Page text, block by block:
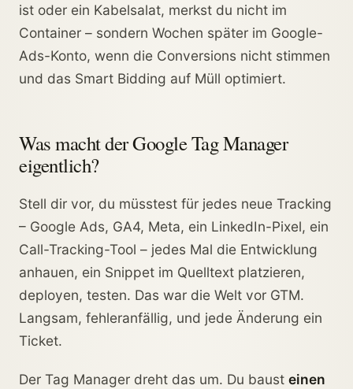
ist oder ein Kabelsalat, merkst du nicht im
Container – sondern Wochen später im Google-
Ads-Konto, wenn die Conversions nicht stimmen
und das Smart Bidding auf Müll optimiert.
Was macht der Google Tag Manager
eigentlich?
Stell dir vor, du müsstest für jedes neue Tracking
– Google Ads, GA4, Meta, ein LinkedIn-Pixel, ein
Call-Tracking-Tool – jedes Mal die Entwicklung
anhauen, ein Snippet im Quelltext platzieren,
deployen, testen. Das war die Welt vor GTM.
Langsam, fehleranfällig, und jede Änderung ein
Ticket.
Der Tag Manager dreht das um. Du baust einen